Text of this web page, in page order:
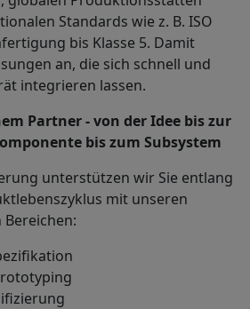
Standards wie z. B. ISO
bis Klasse 5. Damit
an, die sich schnell und
integrieren lassen.
Partner - von der Idee bis zur
bis zum Subsystem
unterstützen wir Sie entlang
mit unseren